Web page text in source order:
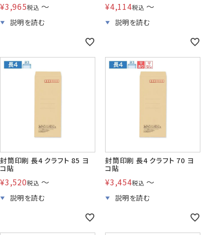
¥3,965税込 〜 ¥4,114税込 〜
封筒印刷 長4 クラフト 85 ヨ
コ貼
¥3,520税込 〜
封筒印刷 長4 クラフト 70 ヨ
コ貼
¥3,454税込 〜